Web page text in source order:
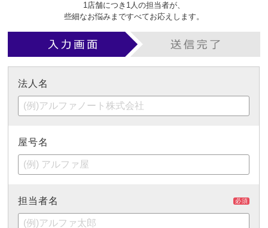
1店舗につき1人の担当者が、
些細なお悩みまですべてお応えします。
法人名
屋号名
担当者名 必須